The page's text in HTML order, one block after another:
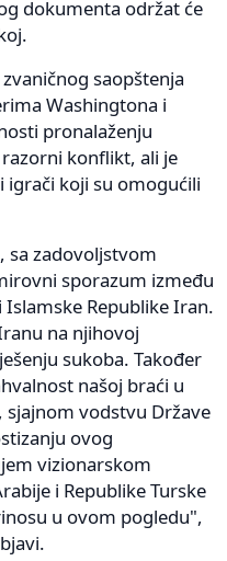
dokumenta održat će
saopštenja
Washingtona i
pronalaženju
konflikt, ali je
igrači koji su omogućili
sa zadovoljstvom
sporazum između
Republike Iran.
na njihovoj
sukoba. Također
našoj braći u
vodstvu Države
ovog
vizionarskom
i Republike Turske
u ovom pogledu",